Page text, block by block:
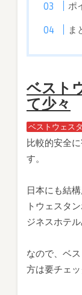
ポ
ま
ベスト
て少々
ベストウェス
比較的安全
す。
日本にも結
トウェスタ
ジネスホテ
なので、ベ
方は要チェッ